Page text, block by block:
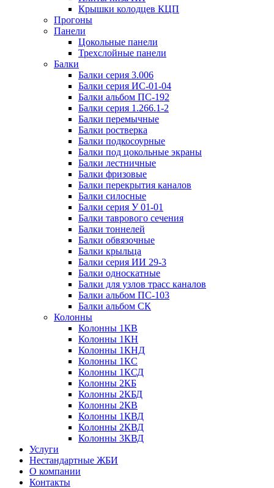
Крышки колодцев КЦП
Прогоны
Панели
Цокольные панели
Трехслойные панели
Балки
Балки серия 3.006
Балки серия ИС-01-04
Балки альбом ПС-192
Балки серия 1.266.1-2
Балки перемычные
Балки ростверка
Балки подкосоурные
Балки под цокольные экраны
Балки лестничные
Балки фризовые
Балки перекрытия каналов
Балки силосные
Балки серия У 01-01
Балки таврового сечения
Балки тоннелей
Балки обвязочные
Балки крыльца
Балки серия ИИ 29-3
Балки односкатные
Балки для узлов трасс каналов
Балки альбом ПС-103
Балки альбом СК
Колонны
Колонны 1КВ
Колонны 1КН
Колонны 1КНД
Колонны 1КС
Колонны 1КСД
Колонны 2КБ
Колонны 2КБД
Колонны 2КВ
Колонны 1КВД
Колонны 2КВД
Колонны 3КВД
Услуги
Нестандартные ЖБИ
О компании
Контакты